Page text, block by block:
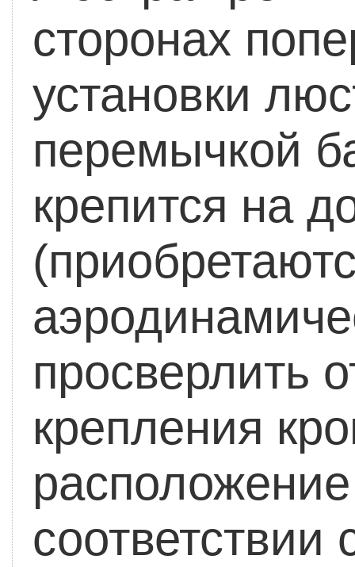
сторонах
установки
перемычкой
крепится на
просверлить
крепления